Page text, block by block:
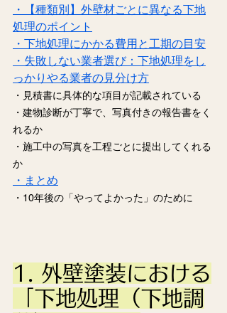
・【種類別】外壁材ごとに異なる下地
処理のポイント
・下地処理にかかる費用と工期の目安
・失敗しない業者選び：下地処理をし
っかりやる業者の見分け方
・見積書に具体的な項目が記載されている
・建物診断が丁寧で、写真付きの報告書をく
れるか
・施工中の写真を工程ごとに提出してくれる
か
・まとめ
・10年後の「やってよかった」のために
1. 外壁塗装における
「下地処理（下地調